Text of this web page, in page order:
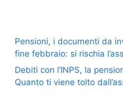
Pensioni, i documenti da
fine febbraio: si rischia
Debiti con l’INPS, la
Quanto ti viene tolto